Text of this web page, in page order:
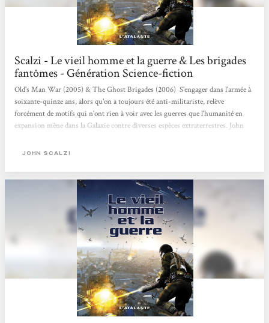
Scalzi - Le vieil homme et la guerre & Les brigades
fantômes - Génération Science-fiction
Old's Man War (2005) & The Ghost Brigades (2006) S'engager dans l'armée à
soixante-quinze ans, alors qu'on a toujours été anti-militariste, relève
forcément de motifs qui n'ont rien à voir avec les guerres que l'humanité en
expansion mène dans la Galaxie contre diverses espèces extraterrestres. John
deux ans de service dans les Forces de défense coloniale, l'armée promet de lui
JOHN SCALZI